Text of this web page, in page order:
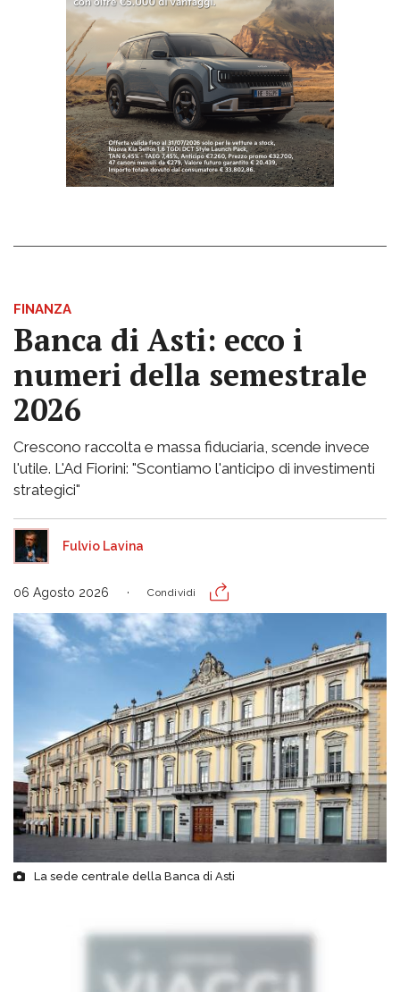
FINANZA
Banca di Asti: ecco i
numeri della semestrale
2026
Crescono raccolta e massa fiduciaria, scende invece
l'utile. L'Ad Fiorini: "Scontiamo l'anticipo di investimenti
strategici"
Fulvio Lavina
06 Agosto 2026 Condividi
La sede centrale della Banca di Asti